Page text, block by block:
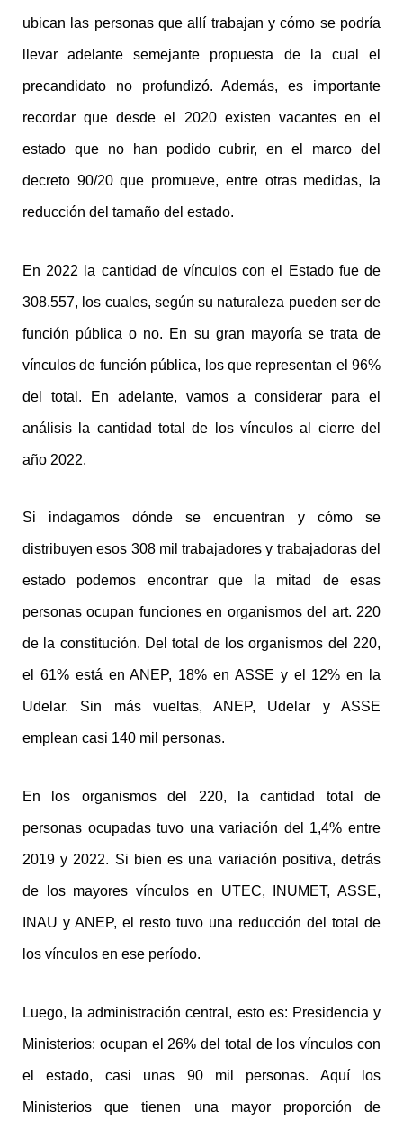
ubican las personas que allí trabajan y cómo se podría
llevar adelante semejante propuesta de la cual el
precandidato no profundizó. Además, es importante
recordar que desde el 2020 existen vacantes en el
estado que no han podido cubrir, en el marco del
decreto 90/20 que promueve, entre otras medidas, la
reducción del tamaño del estado.
En 2022 la cantidad de vínculos con el Estado fue de
308.557, los cuales, según su naturaleza pueden ser de
función pública o no. En su gran mayoría se trata de
vínculos de función pública, los que representan el 96%
del total. En adelante, vamos a considerar para el
análisis la cantidad total de los vínculos al cierre del
año 2022.
Si indagamos dónde se encuentran y cómo se
distribuyen esos 308 mil trabajadores y trabajadoras del
estado podemos encontrar que la mitad de esas
personas ocupan funciones en organismos del art. 220
de la constitución. Del total de los organismos del 220,
el 61% está en ANEP, 18% en ASSE y el 12% en la
Udelar. Sin más vueltas, ANEP, Udelar y ASSE
emplean casi 140 mil personas.
En los organismos del 220, la cantidad total de
personas ocupadas tuvo una variación del 1,4% entre
2019 y 2022. Si bien es una variación positiva, detrás
de los mayores vínculos en UTEC, INUMET, ASSE,
INAU y ANEP, el resto tuvo una reducción del total de
los vínculos en ese período.
Luego, la administración central, esto es: Presidencia y
Ministerios: ocupan el 26% del total de los vínculos con
el estado, casi unas 90 mil personas. Aquí los
Ministerios que tienen una mayor proporción de